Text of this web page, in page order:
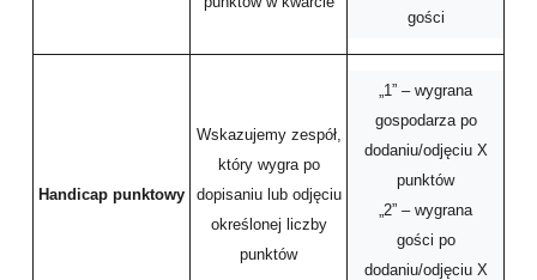
gości
Handicap punktowy
Wskazujemy zespół,
który wygra po
dopisaniu lub odjęciu
określonej liczby
punktów
„1” – wygrana
gospodarza po
dodaniu/odjęciu X
punktów
„2” – wygrana
gości po
dodaniu/odjęciu X